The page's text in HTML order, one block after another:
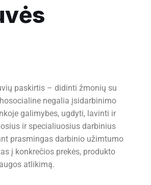
paskirtis – didinti žmonių su
negalia įsidarbinimo
galimybes, ugdyti, lavinti ir
ir specialiuosius darbinius
prasmingas darbinio užimtumo
į konkrečios prekės, produkto
atlikimą.